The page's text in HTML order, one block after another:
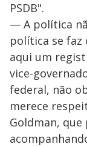
PSDB".
— A política
política se faz
aqui um
vice-
federal, não
merece
Goldman,